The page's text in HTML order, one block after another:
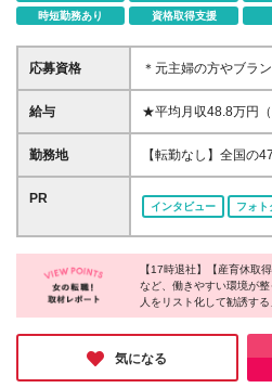
時短勤務あり 資格取得支援
応募資格
＊元主婦の方やブラ
しながら働く方も多数
以上 ◆社会人経験をお持ちの方 - 業
います！» ◇無理の
への直行直帰OK！
業務効率も高められます。 ◇子育てとの
収入がほしい …平均
別途支給しています！ ◇就業ブランクを経て復帰
たい …3年間の育成
でいちからサポート
給与
★平均月収48.8万円
給＋賞与年2回＋インセ
万円～23万円＋諸手
※単発的な売上評価
与に反映されます。 ◆東京・神奈川・千葉・埼玉・
愛知（一部）・京都
円以上 ◆静岡（一部
勤務地
【転勤なし】全国の
クまたはシェアオフ
能 *転勤なし *UIター
考慮 *ご自身の都合で
も可能 ★リモートワークについて リモートワークの
インフラ（PC・携帯
しています。当社で
訪問・対面による面
ており、「ハイブリ
★直行直帰OK 自宅か
り、滞在が長くなり
す。 子育てに配慮し
PR
インタビュー フォト
【17時退社】【産育休取
など、働きやすい環境が
人をリスト化して勧誘す
際は知人へのアプローチ
活躍を後押ししており、
無理なく自分らしく働け
っても安心して働き続け
気になる